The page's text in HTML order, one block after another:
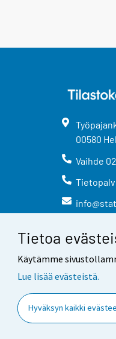
Tietoa
Käytämme
Lue lisää evästeistä.
Hyväksyn kaikki
00580
Vaihde